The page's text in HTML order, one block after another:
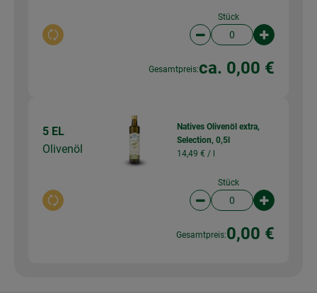
Auswahl ändern
Stück
Artikelanzahl
Gesamtpreis:ca. 0,00 €
5 EL
Olivenöl
Auswahl ändern
Natives Olivenöl extra,
Selection, 0,5l
14,49 € / l
Stück
Artikelanzahl
Gesamtpreis:0,00 €